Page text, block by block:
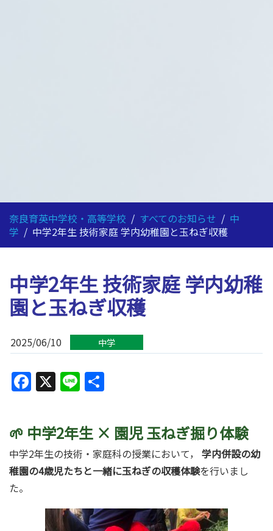
奈良育英中学校・高等学校 / すべてのお知らせ / 中
学 / 中学2年生 技術家庭 学内幼稚園と玉ねぎ収穫
中学2年生 技術家庭 学内幼稚
園と玉ねぎ収穫
2025/06/10 中学
Facebook
X Line
🌱 中学2年生 × 園児 玉ねぎ掘り体験
中学2年生の技術・家庭科の授業において， 学内併設の幼
稚園の4歳児たちと一緒に玉ねぎの収穫体験を行いまし
た。